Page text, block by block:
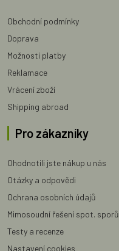
Obchodní podmínky
Doprava
Možnosti platby
Reklamace
Vrácení zboží
Shipping abroad
Pro zákazníky
Ohodnotili jste nákup u nás
Otázky a odpovědi
Ochrana osobních údajů
Mimosoudní řešení spot. sporů
Testy a recenze
Nastavení cookies